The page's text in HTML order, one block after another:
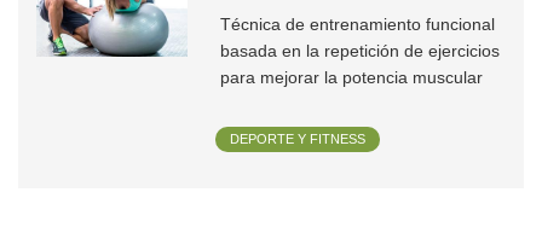
Técnica de entrenamiento funcional
basada en la repetición de ejercicios
para mejorar la potencia muscular
DEPORTE Y FITNESS